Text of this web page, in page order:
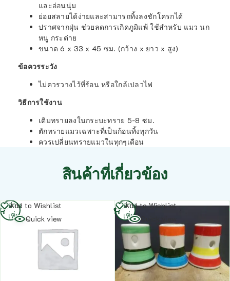
และอ่อนนุ่ม
ย่อยสลายได้ง่ายและสามารถทิ้งลงชักโครกได้
ปราศจากฝุ่น ช่วยลดการเกิดภูมิแพ้ ใช้สำหรับ แมว นก
หนู กระต่าย
ขนาด 6 x 33 x 45 ซม. (กว้าง x ยาว x สูง)
ข้อควรระวัง
ไม่ควรวางไว้ที่ร้อน หรือใกล้เปลวไฟ
วิธีการใช้งาน
เติมทรายลงในกระบะทราย 5-8 ซม.
ตักทรายแมวเฉพาะที่เป็นก้อนทิ้งทุกวัน
ควรเปลี่ยนทรายแมวในทุกๆเดือน
สินค้าที่เกี่ยวข้อง
Add to Wishlist
Quick view
อ่าน
เพิ่ม
Add to Wishlist
อ่าน
เพิ่ม